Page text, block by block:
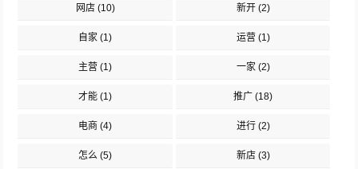
网店(10) 新开(2)
自家 (1) 运营 (1)
主营 (1) 一家(2)
才能 (1) 推广 (18)
电商 (4) 进行(2)
怎么 (5) 新店(3)